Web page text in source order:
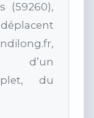
(59260),
d’un
du